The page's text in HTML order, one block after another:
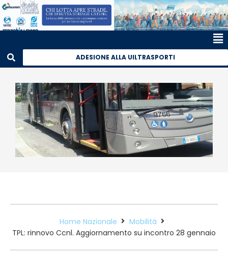
ADESIONE ALLA UILTRASPORTI
Home Nazionale
Mobilità
TPL: rinnovo Ccnl. Aggiornamento su incontro 28 gennaio